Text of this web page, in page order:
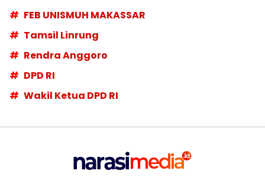
FEB UNISMUH MAKASSAR
Tamsil Linrung
Rendra Anggoro
DPD RI
Wakil Ketua DPD RI